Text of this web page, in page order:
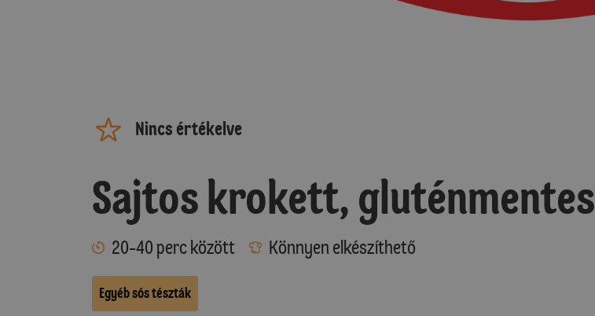
Nincs értékelve
Sajtos krokett, gluténmentes
20-40 perc között Könnyen elkészíthető
Egyéb sós tészták